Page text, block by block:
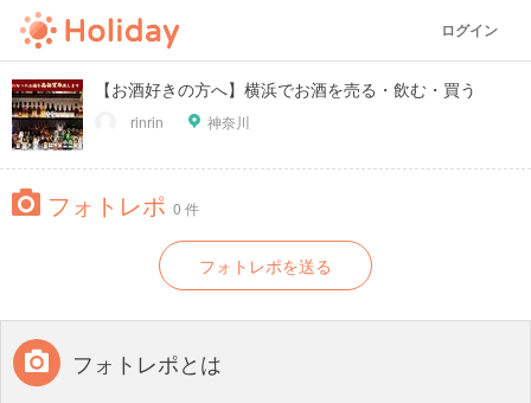
ログイン
【お酒好きの方へ】横浜でお酒を売る・飲む・買う
rinrin 神奈川
フォトレポ 0 件
フォトレポを送る
フォトレポとは